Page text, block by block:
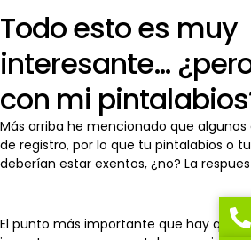
Todo esto es muy
interesante…
con mi
Más arriba he mencionado que
de registro, por lo que tu pintalabios o
deberían estar exentos, ¿no? La
El punto más importante que hay que